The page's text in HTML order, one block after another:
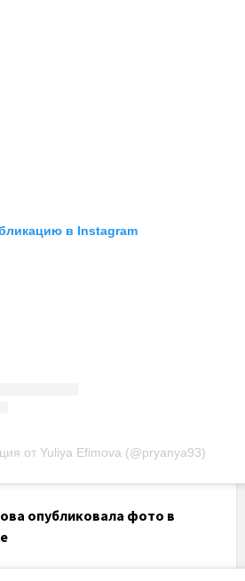
в Instagram
от Yuliya Efimova (@pryanya93)
опубликовала фото в